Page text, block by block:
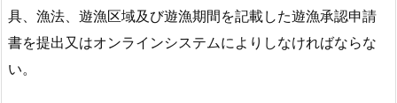
具、漁法、遊漁区域及び遊漁期間を記載した遊漁承認申請
書を提出又はオンラインシステムによりしなければならな
い。